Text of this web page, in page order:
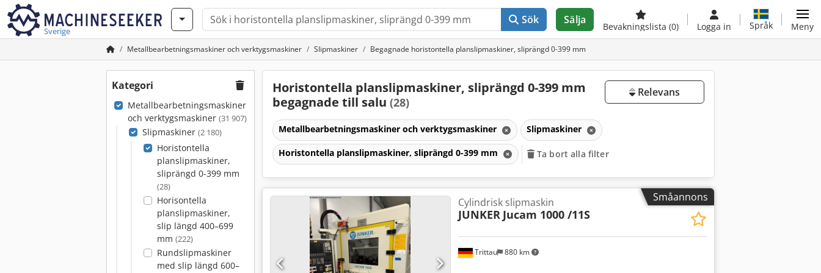
Sverige
Sök Sälja
Bevakningslista (0) Logga in Språk Meny
Metallbearbetningsmaskiner och verktygsmaskiner Slipmaskiner Begagnade horistontella planslipmaskiner, sliprängd 0-399 mm
Kategori
Metallbearbetningsmaskiner
och verktygsmaskiner (31 907)
Slipmaskiner (2 180)
Horistontella
planslipmaskiner,
sliprängd 0-399 mm
(28)
Horisontella
planslipmaskiner,
slip längd 400–699
mm (222)
Rundslipmaskiner
med slip längd 600–
Horistontella planslipmaskiner, sliprängd 0-399 mm
begagnade till salu (28)
Relevans
Metallbearbetningsmaskiner och verktygsmaskiner Slipmaskiner
Horistontella planslipmaskiner, sliprängd 0-399 mm Ta bort alla filter
Småannons
Trittau 880 km
Cylindrisk slipmaskin
JUNKER Jucam 1000 /11S